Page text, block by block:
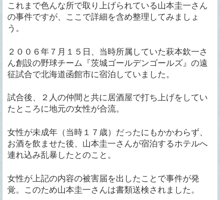
これまで色んな所で取り上げられている山本圭一さん
の事件ですが、ここで詳細を含め整理してみましょ
う。
２００６年７月１５日、当時所属していた萩本欽一さ
ん創設の野球チーム『茨城ゴールデンゴールズ』の遠
征試合で北海道函館市に宿泊していました。
試合後、２人の仲間と共に居酒屋で打ち上げをしてい
たところに地元の女性が合流。
女性が未成年（当時１７歳）だったにもかかわらず、
お酒を飲ませた後、山本圭一さんが宿泊するホテルへ
連れ込み乱暴したとのこと。
女性が上記の内容の被害届を出したことで事件が発
覚。このため山本圭一さんは書類送検されました。